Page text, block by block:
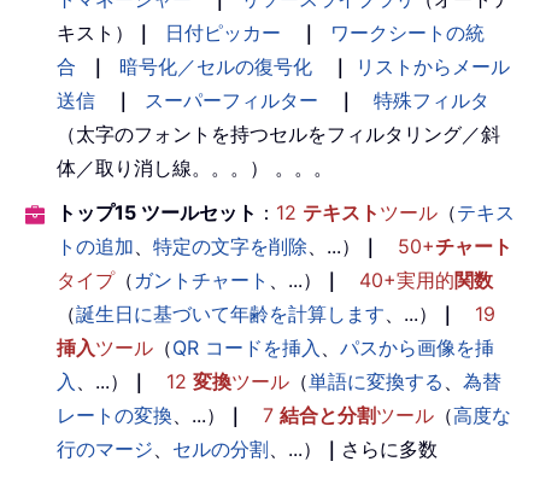
キスト）
｜ 日付ピッカー ｜
ワークシートの統
合
｜ 暗号化／セルの復号化 ｜
リストからメール
送信
｜ スーパーフィルター ｜
特殊フィルタ
（太字のフォントを持つセルをフィルタリング／斜
体／取り消し線。。。） 。。。
トップ15 ツールセット ： 12 テキスト ツール （テキス
トの追加、 特定の文字を削除、...） ｜ 50+チャート
タイプ（ ガントチャート 、...） ｜ 40+実用的関数
（誕生日に基づいて年齢を計算します、...） ｜
19
挿入ツール （QR コードを挿入 、 パスから画像を挿
入 、...） ｜ 12 変換ツール （単語に変換する 、 為替
レートの変換、...） ｜ 7 結合と分割ツール （高度な
行のマージ、 セルの分割、...） ｜ さらに多数